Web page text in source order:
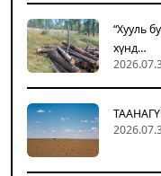
“Хууль
хүнд…